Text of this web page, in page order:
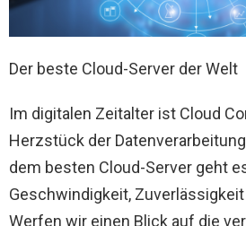
Der beste Cloud-Server der Welt
Im digitalen Zeitalter ist Cloud
Herzstück der
dem besten Cloud-Server geht
Geschwindigkeit,
Werfen wir einen Blick auf die